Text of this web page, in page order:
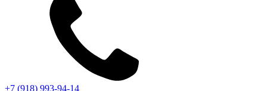
+7 (918) 993-94-14